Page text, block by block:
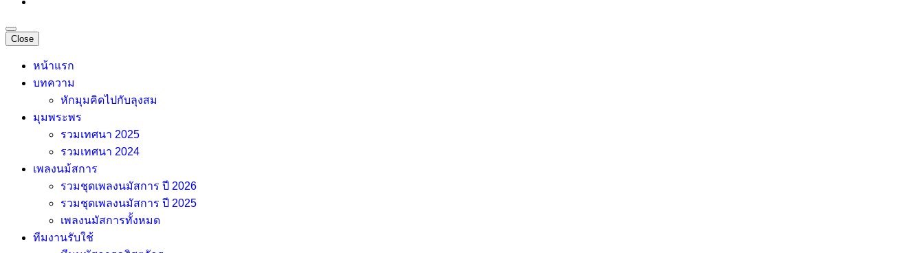
Close
หน้าแรก
บทความ
หักมุมคิดไปกับลุงสม
มุมพระพร
รวมเทศนา 2025
รวมเทศนา 2024
เพลงนม้สการ
รวมชุดเพลงนมัสการ ปี 2026
รวมชุดเพลงนมัสการ ปี 2025
เพลงนมัสการทั้งหมด
ทีมงานรับใช้